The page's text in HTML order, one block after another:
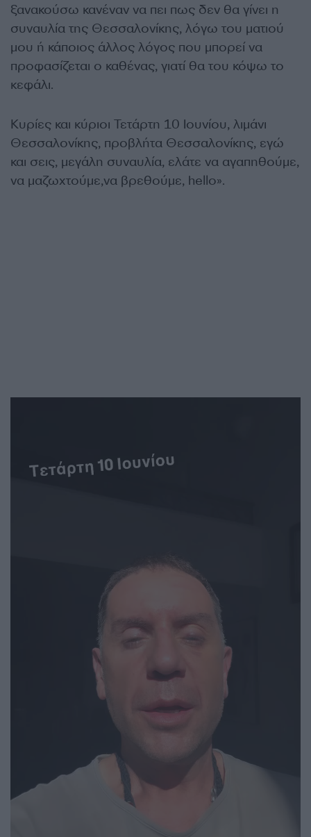
ξανακούσω κανέναν να πει πως δεν θα γίνει η
συναυλία της Θεσσαλονίκης, λόγω του ματιού
μου ή κάποιος άλλος λόγος που μπορεί να
προφασίζεται ο καθένας, γιατί θα του κόψω το
κεφάλι.
Κυρίες και κύριοι Τετάρτη 10 Ιουνίου, λιμάνι
Θεσσαλονίκης, προβλήτα Θεσσαλονίκης, εγώ
και σεις, μεγάλη συναυλία, ελάτε να αγαπηθούμε,
να μαζωχτούμε,να βρεθούμε, hello».